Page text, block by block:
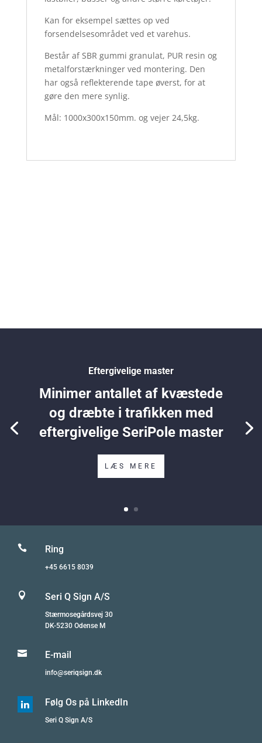
Kan for eksempel sættes op ved
forsendelsesområdet ved et varehus.
Består af SBR gummi granulat, PUR resin og
metalforstærkninger ved montering. Den
har også reflekterende tape øverst, for at
gøre den mere synlig.
Mål: 1000x300x150mm. og vejer 24,5kg.
Eftergivelige master
Minimer antallet af kvæstede
og dræbte i trafikken med
eftergivelige SeriPole master
LÆS MERE
 Ring
+45 6615 8039
 Seri Q Sign A/S
Stærmosegårdsvej 30
DK-5230 Odense M
 E-mail
info@seriqsign.dk
 Følg Os på LinkedIn
Seri Q Sign A/S